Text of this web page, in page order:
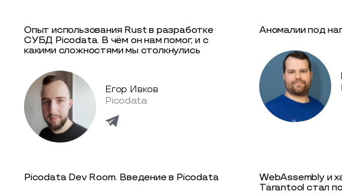
Опыт использования Rust в разработке
СУБД Picodata. В чём он нам помог, и с
какими сложностями мы столкнулись
Егор Ивков
Picodata
Аномалии под
Picodata Dev Room. Введение в Picodata
WebAssembly и
Tarantool стал